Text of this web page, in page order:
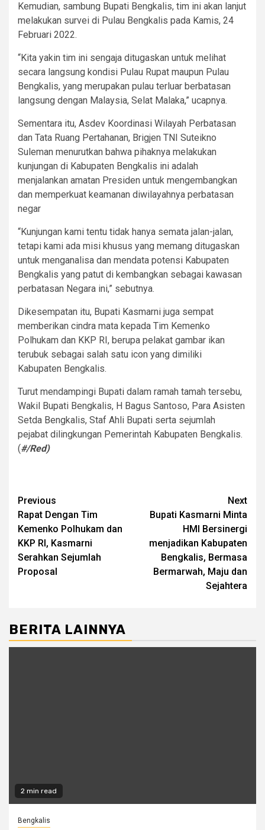
Kemudian, sambung Bupati Bengkalis, tim ini akan lanjut
melakukan survei di Pulau Bengkalis pada Kamis, 24
Februari 2022.
“Kita yakin tim ini sengaja ditugaskan untuk melihat
secara langsung kondisi Pulau Rupat maupun Pulau
Bengkalis, yang merupakan pulau terluar berbatasan
langsung dengan Malaysia, Selat Malaka,” ucapnya.
Sementara itu, Asdev Koordinasi Wilayah Perbatasan
dan Tata Ruang Pertahanan, Brigjen TNI Suteikno
Suleman menurutkan bahwa pihaknya melakukan
kunjungan di Kabupaten Bengkalis ini adalah
menjalankan amatan Presiden untuk mengembangkan
dan memperkuat keamanan diwilayahnya perbatasan
negar
“Kunjungan kami tentu tidak hanya semata jalan-jalan,
tetapi kami ada misi khusus yang memang ditugaskan
untuk menganalisa dan mendata potensi Kabupaten
Bengkalis yang patut di kembangkan sebagai kawasan
perbatasan Negara ini,” sebutnya.
Dikesempatan itu, Bupati Kasmarni juga sempat
memberikan cindra mata kepada Tim Kemenko
Polhukam dan KKP RI, berupa pelakat gambar ikan
terubuk sebagai salah satu icon yang dimiliki
Kabupaten Bengkalis.
Turut mendampingi Bupati dalam ramah tamah tersebu,
Wakil Bupati Bengkalis, H Bagus Santoso, Para Asisten
Setda Bengkalis, Staf Ahli Bupati serta sejumlah
pejabat dilingkungan Pemerintah Kabupaten Bengkalis.
(#/Red)
Post
navigation
Previous
Rapat Dengan Tim
Kemenko Polhukam dan
KKP RI, Kasmarni
Serahkan Sejumlah
Proposal
Next
Bupati Kasmarni Minta
HMI Bersinergi
menjadikan Kabupaten
Bengkalis, Bermasa
Bermarwah, Maju dan
Sejahtera
BERITA LAINNYA
2 min read
Bengkalis